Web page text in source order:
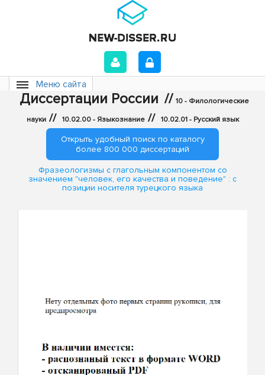
Меню сайта
Диссертации России // 10 - Филологические
науки // 10.02.00 - Языкознание // 10.02.01 - Русский язык
Открыть удобный поиск по каталогу
более 800 000 диссертаций
Фразеологизмы с глагольным компонентом со
значением "человек, его качества и поведение" : с
позиции носителя турецкого языка